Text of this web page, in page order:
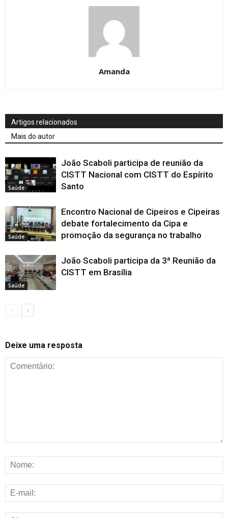
Amanda
Artigos relacionados
Mais do autor
Saúde
João Scaboli participa de reunião da
CISTT Nacional com CISTT do Espírito
Santo
Saúde
Encontro Nacional de Cipeiros e Cipeiras
debate fortalecimento da Cipa e
promoção da segurança no trabalho
Saúde
João Scaboli participa da 3ª Reunião da
CISTT em Brasília
Deixe uma resposta